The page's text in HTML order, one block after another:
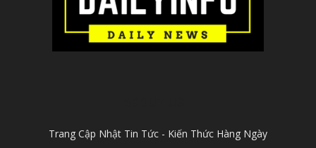
Trang Cập Nhật Tin Tức - Kiến Thức Hàng Ngày